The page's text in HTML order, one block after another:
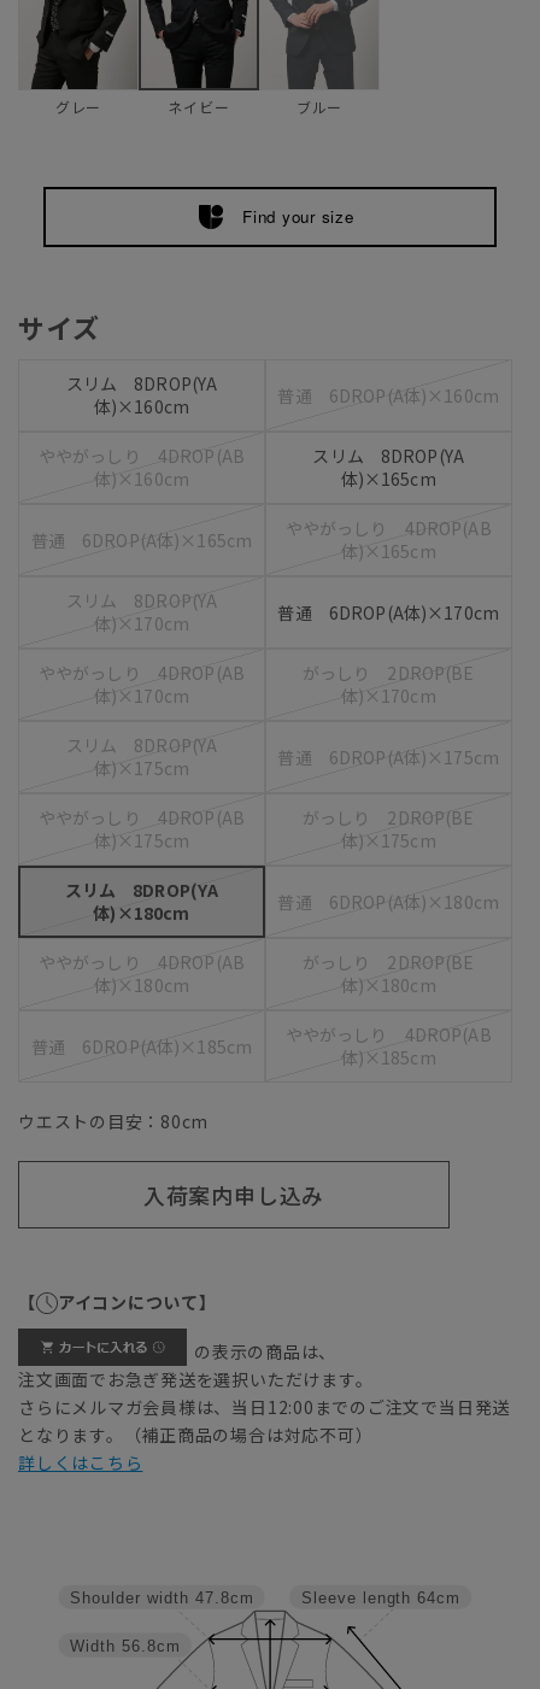
グレー ネイビー ブルー
Find your size
サイズ
スリム 8DROP(YA
体)×160cm
普通 6DROP(A体)×160cm
ややがっしり 4DROP(AB
体)×160cm
スリム 8DROP(YA
体)×165cm
普通 6DROP(A体)×165cm
ややがっしり 4DROP(AB
体)×165cm
スリム 8DROP(YA
体)×170cm
普通 6DROP(A体)×170cm
ややがっしり 4DROP(AB
体)×170cm
がっしり 2DROP(BE
体)×170cm
スリム 8DROP(YA
体)×175cm
普通 6DROP(A体)×175cm
ややがっしり 4DROP(AB
体)×175cm
がっしり 2DROP(BE
体)×175cm
スリム 8DROP(YA
体)×180cm
普通 6DROP(A体)×180cm
ややがっしり 4DROP(AB
体)×180cm
がっしり 2DROP(BE
体)×180cm
普通 6DROP(A体)×185cm
ややがっしり 4DROP(AB
体)×185cm
ウエストの目安： 80cm
入荷案内申し込み
【 アイコンについて】
の表示の商品は、
注文画面でお急ぎ発送を選択いただけます。
さらにメルマガ会員様は、当日12:00までのご注文で当日発送
となります。（補正商品の場合は対応不可）
詳しくはこちら
Sleeve length 64cm
Width 56.8cm
Shoulder width 47.8cm